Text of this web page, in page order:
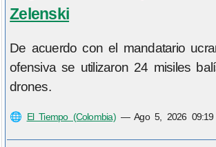
Zelenski
De acuerdo con el mandatario
ofensiva se utilizaron 24 misiles
drones.
🌐 El Tiempo (Colombia)—Ago 5, 2026 09:19